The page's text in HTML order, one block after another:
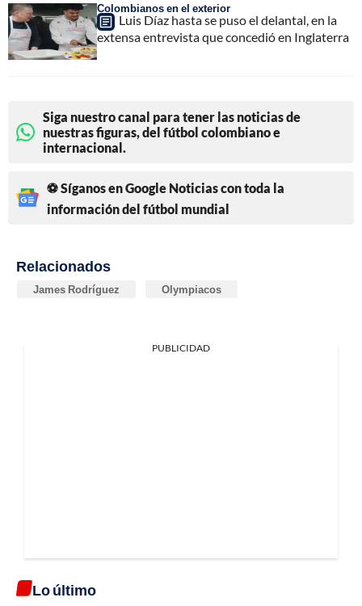
Colombianos en el exterior
Luis Díaz hasta se puso el delantal, en la
extensa entrevista que concedió en Inglaterra
Siga nuestro canal para tener las noticias de
nuestras figuras, del fútbol colombiano e
internacional.
⚽ Síganos en Google Noticias con toda la
información del fútbol mundial
Relacionados
James Rodríguez Olympiacos
PUBLICIDAD
Lo último